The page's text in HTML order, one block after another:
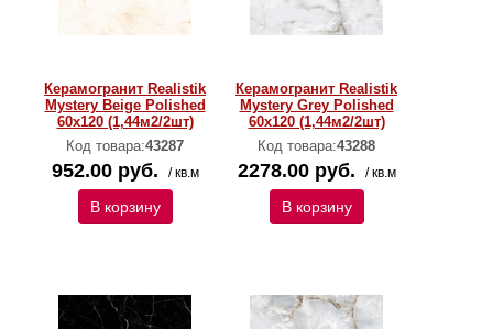
Керамогранит Realistik
Mystery Beige Polished
60х120 (1,44м2/2шт)
Код товара:43287
952.00 руб. / кв.м
В корзину
Керамогранит Realistik
Mystery Grey Polished
60х120 (1,44м2/2шт)
Код товара:43288
2278.00 руб. / кв.м
В корзину